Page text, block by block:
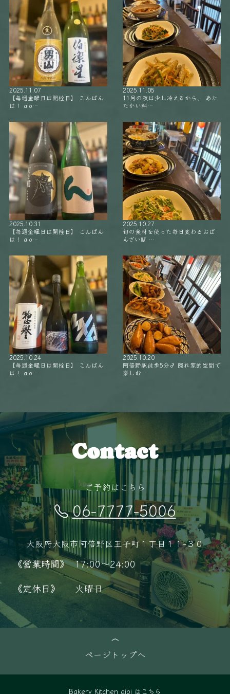
2025.11.07
【毎週金曜日は開栓日】 こんばん
は！ aio…
2025.11.05
11月の夜は少し冷えるから、 あた
たかい料…
2025.10.31
【毎週金曜日は開栓日】 こんばん
は！ aio…
2025.10.27
旬の食材を使った毎日変わるおば
んざい🥢 …
2025.10.24
【毎週金曜日は開栓日】 こんばん
は！ aio…
2025.10.20
阿倍野駅徒歩5分‍♂️ 隠れ家的空間で
楽しむ…
Contact
ご予約はこちら
06-7777-5006
大阪府大阪市阿倍野区王子町１丁目１１−３０
《営業時間》 17:00～24:00
《定休日》
火曜日
ページトップへ
Bakery Kitchen aioi はこちら